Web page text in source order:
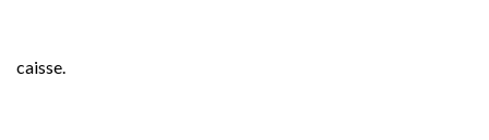
caisse.